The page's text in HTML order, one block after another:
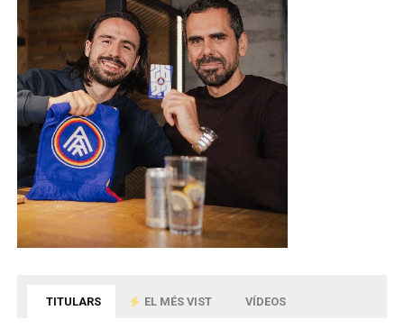
TITULARS EL MÉS VIST VÍDEOS